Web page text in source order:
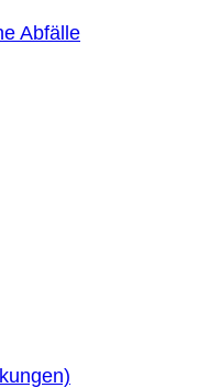
Abfälle